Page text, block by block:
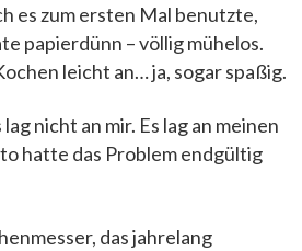
es zum ersten Mal benutzte,
papierdünn – völlig mühelos.
leicht an… ja, sogar spaßig.
nicht an mir. Es lag an meinen
hatte das Problem endgültig
das jahrelang